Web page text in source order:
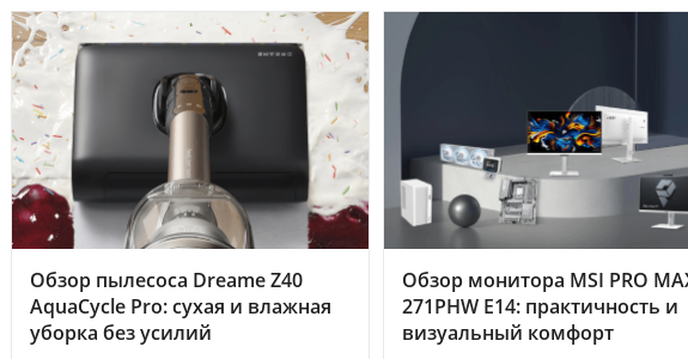
Обзор пылесоса Dreame Z40
AquaCycle Pro: сухая и влажная
уборка без усилий
Обзор монитора MSI PRO
271PHW E14: практичность и
визуальный комфорт